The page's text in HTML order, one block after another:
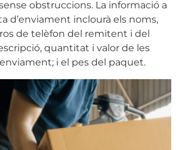
obstruccions. La informació a
d’enviament inclourà els noms,
de telèfon del remitent i del
quantitat i valor de les
i el pes del paquet.